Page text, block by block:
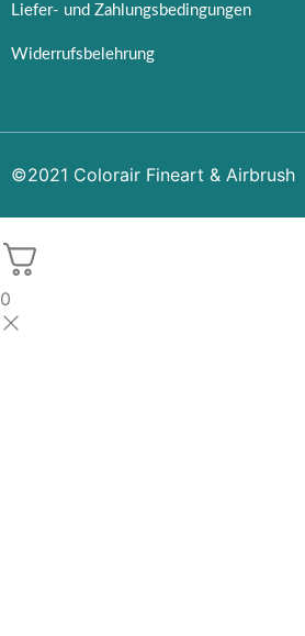
Liefer- und Zahlungsbedingungen
Widerrufsbelehrung
©2021 Colorair Fineart & Airbrush
0